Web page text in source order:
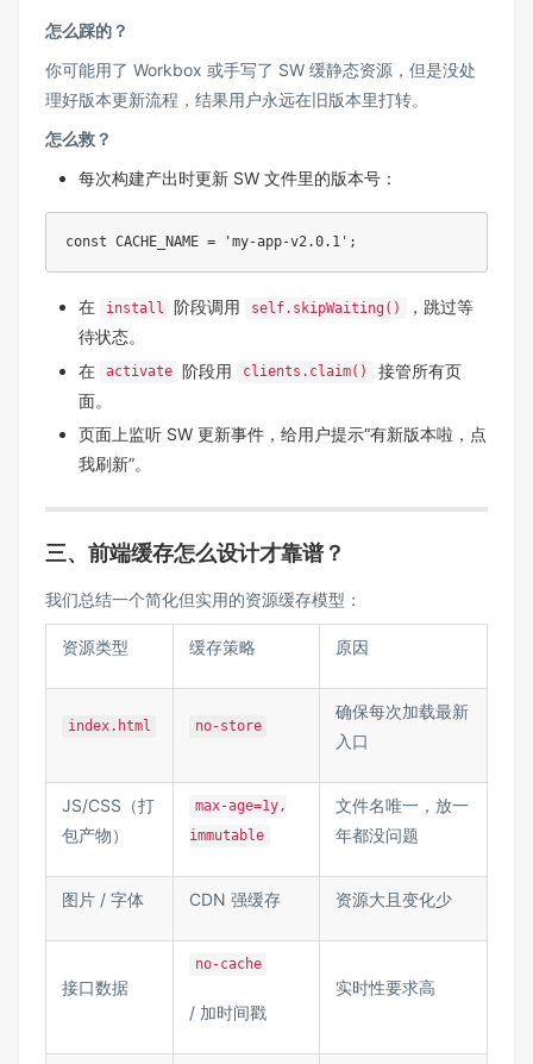
怎么踩的？
你可能用了 Workbox 或手写了 SW 缓静态资源，但是没处
理好版本更新流程，结果用户永远在旧版本里打转。
怎么救？
每次构建产出时更新 SW 文件里的版本号：
const CACHE_NAME = 'my-app-v2.0.1';
在 install 阶段调用 self.skipWaiting()
，跳过等
待状态。
在
activate 阶段用 clients.claim()
接管所有页
面。
页面上监听 SW 更新事件，给用户提示“有新版本啦，点
我刷新”。
三、前端缓存怎么设计才靠谱？
我们总结一个简化但实用的资源缓存模型：
资源类型 缓存策略 原因
index.html no-store
确保每次加载最新
入口
JS/CSS（打
包产物）
max-age=1y,
immutable
文件名唯一，放一
年都没问题
图片 / 字体 CDN 强缓存 资源大且变化少
接口数据
no-cache
/ 加时间戳
实时性要求高